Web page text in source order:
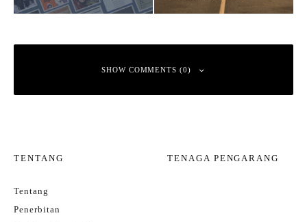
SHOW COMMENTS (0)
Comment*
TENTANG
Tentang
Penerbitan
TENAGA PENGARANG